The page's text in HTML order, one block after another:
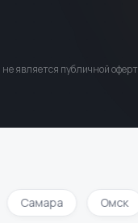
является публичной
Самара Омск